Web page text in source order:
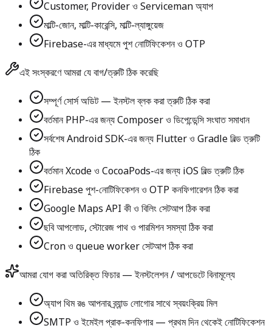
Customer, Provider ও Serviceman অ্যাপ
মাল্টি-জোন, মাল্টি-কারেন্সি, মাল্টি-ল্যাঙ্গুয়েজ
Firebase-এর মাধ্যমে পুশ নোটিফিকেশন ও OTP
এই সংস্করণে আমরা যে বাগ/ত্রুটি ঠিক করেছি
সম্পূর্ণ সোর্স অডিট — ইনস্টল ব্লক করা ত্রুটি ঠিক করা
বর্তমান PHP-এর জন্য Composer ও ডিপেন্ডেন্সি সংঘাত সমাধান
সর্বশেষ Android SDK-এর জন্য Flutter ও Gradle বিল্ড ত্রুটি
ঠিক
বর্তমান Xcode ও CocoaPods-এর জন্য iOS বিল্ড ত্রুটি ঠিক
Firebase পুশ-নোটিফিকেশন ও OTP কনফিগারেশন ঠিক করা
Google Maps API কী ও বিলিং সেটআপ ঠিক করা
ছবি আপলোড, স্টোরেজ পাথ ও পারমিশন সমস্যা ঠিক করা
Cron ও queue worker সেটআপ ঠিক করা
আমরা যোগ করা অতিরিক্ত ফিচার — ইনস্টলেশন / আপডেটে বিনামূল্যে
অ্যাপ থিম রঙ আপনার ব্র্যান্ড লোগোর সাথে স্বয়ংক্রিয় মিল
SMTP ও ইমেইল প্রাক-কনফিগার — প্রথম দিন থেকেই নোটিফিকেশন